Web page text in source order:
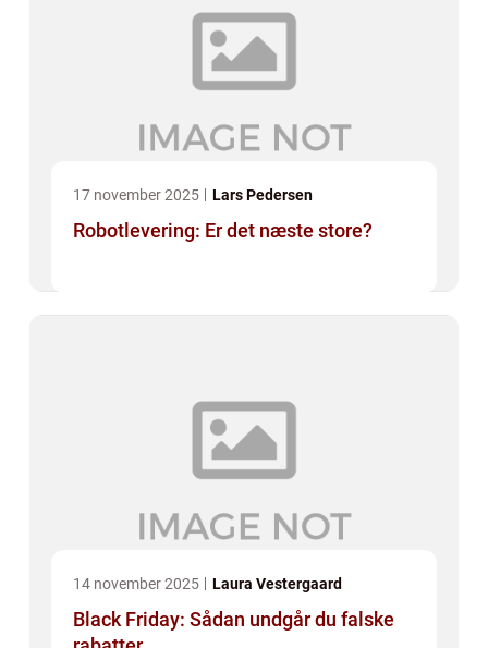
17 november 2025 Lars Pedersen
Robotlevering: Er det næste store?
14 november 2025 Laura Vestergaard
Black Friday: Sådan undgår du falske